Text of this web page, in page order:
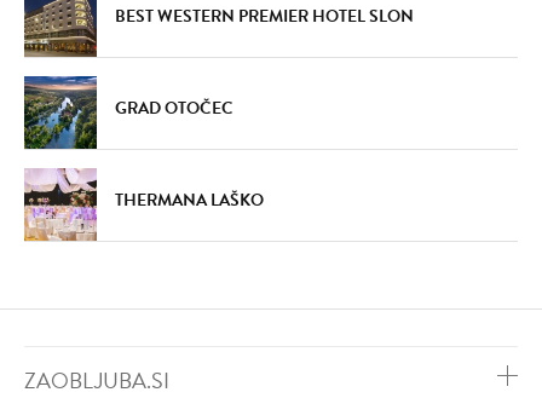
BEST WESTERN PREMIER HOTEL SLON
GRAD OTOČEC
THERMANA LAŠKO
ZAOBLJUBA.SI